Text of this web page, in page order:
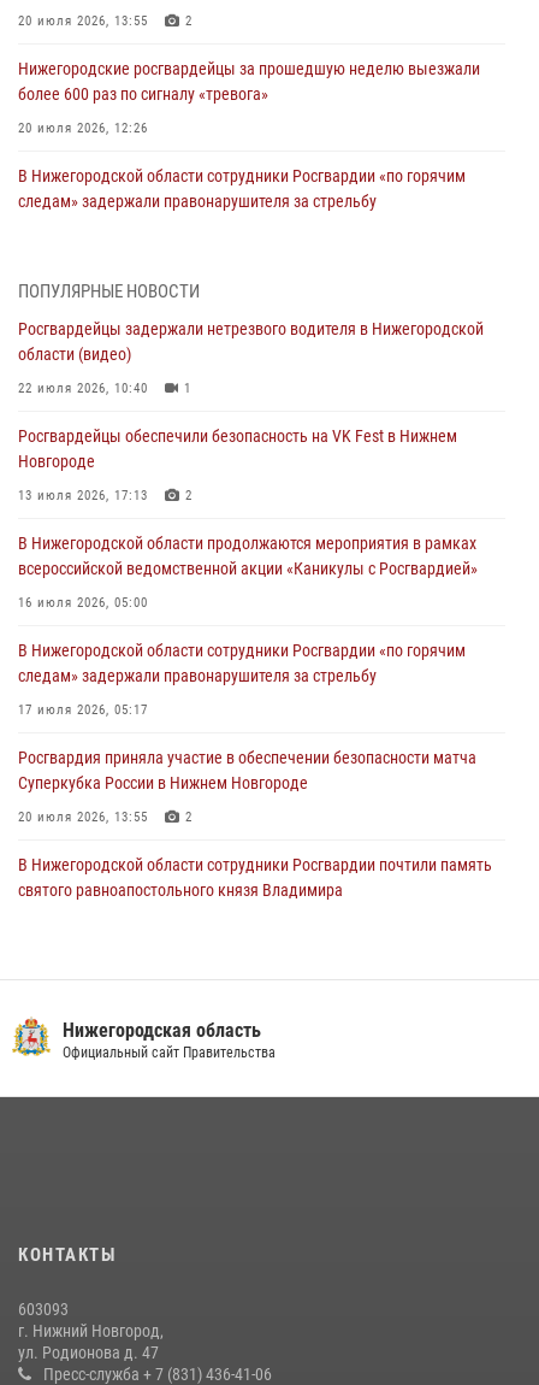
20 июля 2026, 13:55 2
Нижегородские росгвардейцы за прошедшую неделю выезжали
более 600 раз по сигналу «тревога»
20 июля 2026, 12:26
В Нижегородской области сотрудники Росгвардии «по горячим
следам» задержали правонарушителя за стрельбу
В Нижегородской области продолжаются мероприятия в рамках
16 июля 2026, 05:00
Росгвардейцы обеспечили безопасность на VK Fest в Нижнем
13 июля 2026, 17:13
Нижегородские росгвардейцы за прошедшую неделю выезжали
13 июля 2026, 06:45
Росгвардейцы предотвратили серию краж в Нижнем Новгороде
ПОПУЛЯРНЫЕ НОВОСТИ
Росгвардейцы задержали нетрезвого водителя в Нижегородской
области (видео)
22 июля 2026, 10:40 1
Росгвардейцы обеспечили безопасность на VK Fest в Нижнем
Новгороде
13 июля 2026, 17:13 2
В Нижегородской области продолжаются мероприятия в рамках
всероссийской ведомственной акции «Каникулы с Росгвардией»
16 июля 2026, 05:00
В Нижегородской области сотрудники Росгвардии «по горячим
следам» задержали правонарушителя за стрельбу
17 июля 2026, 05:17
Росгвардия приняла участие в обеспечении безопасности матча
Суперкубка России в Нижнем Новгороде
20 июля 2026, 13:55 2
В Нижегородской области сотрудники Росгвардии почтили память
святого равноапостольного князя Владимира
27 июля 2026, 15:23
13 июля 2026, 06:45
Нижегородская область
Официальный сайт Правительства
КОНТАКТЫ
603093
г. Нижний Новгород,
ул. Родионова д. 47
Пресс-служба + 7 (831) 436-41-06